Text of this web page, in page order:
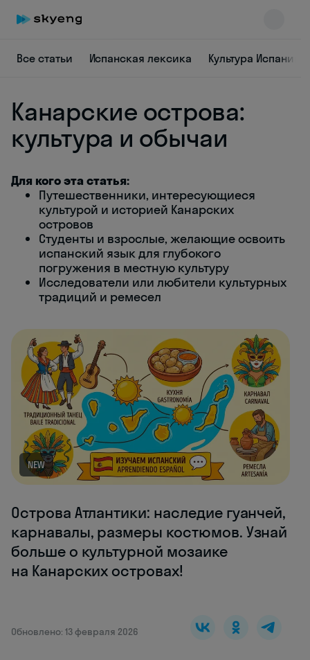
Все статьи Испанская лексика Культура Испании
Канарские острова:
культура и обычаи
Для кого эта статья:
Путешественники, интересующиеся
культурой и историей Канарских
островов
Студенты и взрослые, желающие освоить
испанский язык для глубокого
погружения в местную культуру
Исследователи или любители культурных
традиций и ремесел
NEW
Острова Атлантики: наследие гуанчей,
карнавалы, размеры костюмов. Узнай
больше о культурной мозаике
на Канарских островах!
Обновлено: 13 февраля 2026
Skyeng Chat
online